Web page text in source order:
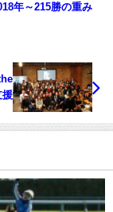
年～215勝の重み
援